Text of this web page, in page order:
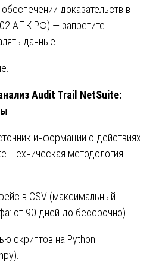
доказательств в
АПК РФ) — запретите
данные.
Audit Trail NetSuite:
информации о действиях
Техническая методология
в CSV (максимальный
от 90 дней до бессрочно).
скриптов на Python